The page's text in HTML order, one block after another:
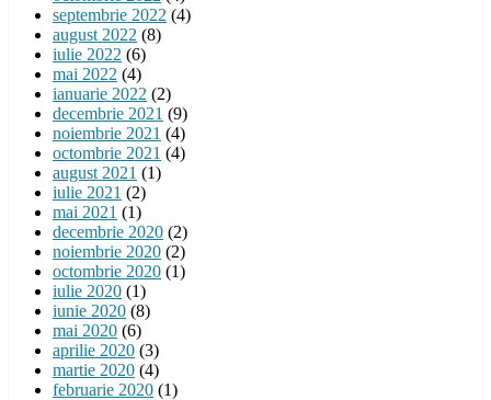
septembrie 2022 (4)
august 2022 (8)
iulie 2022 (6)
mai 2022 (4)
ianuarie 2022 (2)
decembrie 2021 (9)
noiembrie 2021 (4)
octombrie 2021 (4)
august 2021 (1)
iulie 2021 (2)
mai 2021 (1)
decembrie 2020 (2)
noiembrie 2020 (2)
octombrie 2020 (1)
iulie 2020 (1)
iunie 2020 (8)
mai 2020 (6)
aprilie 2020 (3)
martie 2020 (4)
februarie 2020 (1)